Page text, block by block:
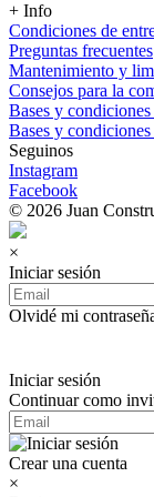
+ Info
Condiciones de
Preguntas frecuentes
Mantenimiento y
Consejos para la
Bases y
Bases y
Seguinos
Instagram
Facebook
© 2026 Juan
×
Iniciar sesión
Olvidé mi
Iniciar sesión
Continuar como
Crear una cuenta
×